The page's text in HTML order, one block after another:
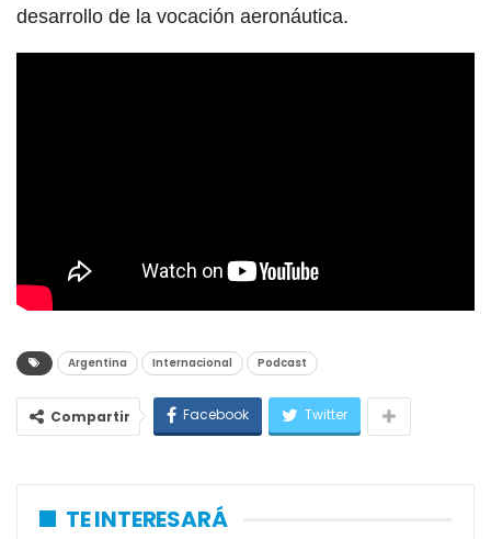
desarrollo de la vocación aeronáutica.
Argentina Internacional Podcast
Compartir Facebook Twitter
TE INTERESARÁ